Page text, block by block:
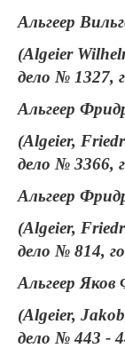
Альгеер
(Algeier
дело № 1327,
Альгеер
(Algeier,
дело № 3366,
Альгеер
(Algeier,
дело № 814,
Альгеер Яков
(Algeier,
дело № 443 -